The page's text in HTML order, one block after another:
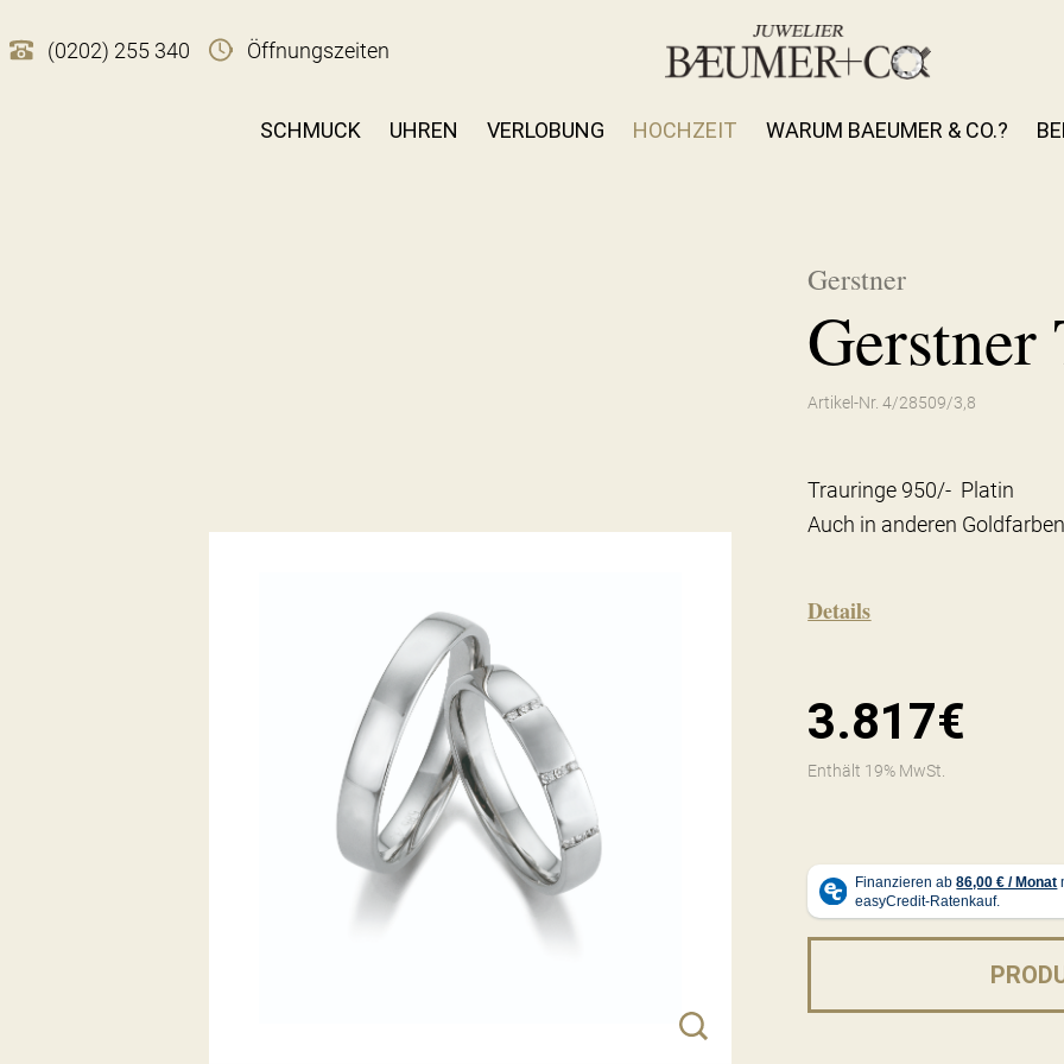
(0202) 255 340 Öffnungszeiten
SCHMUCK UHREN VERLOBUNG HOCHZEIT WARUM BAEUMER & CO.?
Gerstner
Gerstner
Artikel-Nr. 4/28509/3,8
Trauringe 950/- Platin
Auch in anderen
Details
3.817€
Enthält 19% MwSt.